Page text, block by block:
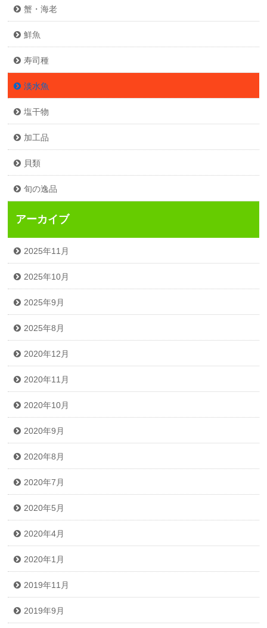
蟹・海老
鮮魚
寿司種
淡水魚
塩干物
加工品
貝類
旬の逸品
アーカイブ
2025年11月
2025年10月
2025年9月
2025年8月
2020年12月
2020年11月
2020年10月
2020年9月
2020年8月
2020年7月
2020年5月
2020年4月
2020年1月
2019年11月
2019年9月